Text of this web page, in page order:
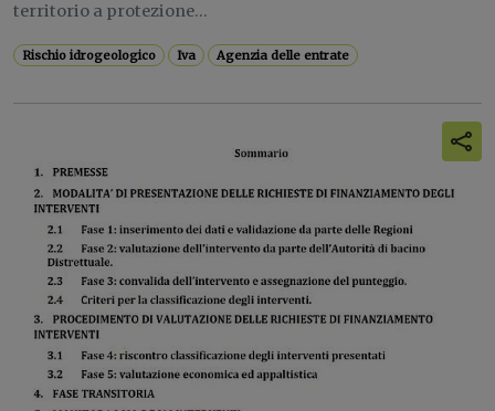
territorio a protezione...
Rischio idrogeologico Iva Agenzia delle entrate